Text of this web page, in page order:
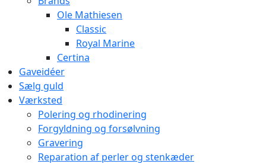
Ole Mathiesen
Classic
Royal Marine
Certina
Gaveidéer
Sælg guld
Værksted
Polering og rhodinering
Forgyldning og forsølvning
Gravering
Reparation af perler og stenkæder